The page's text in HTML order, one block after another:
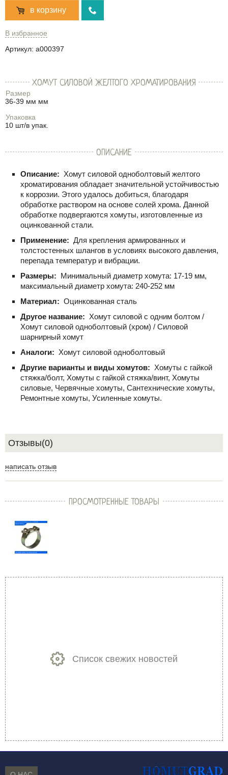
в корзину
В избранное
Артикул: a000397
ХОМУТ СИЛОВОЙ ЖЕЛТОГО ХРОМАТИРОВАНИЯ
Размер
36-39 мм мм
Упаковка
10 шт/в упак.
ОПИСАНИЕ
Описание: Хомут силовой одноболтовый желтого
хроматирования обладает значительной устойчивостью
к коррозии. Этого удалось добиться, благодаря
обработке раствором на основе солей хрома. Данной
обработке подвергаются хомуты, изготовленные из
оцинкованной стали.
Применение: Для крепления армированных и
толстостенных шлангов в условиях высокого давления,
перепада температур и вибрации.
Размеры: Минимальный диаметр хомута: 17-19 мм,
максимальный диаметр хомута: 240-252 мм
Материал: Оцинкованная сталь
Другое название: Хомут силовой с одним болтом /
Хомут силовой одноболтовый (хром) / Силовой
шарнирный хомут
Аналоги: Хомут силовой одноболтовый
Другие варианты и виды хомутов: Хомуты с гайкой
стяжка/болт, Хомуты с гайкой стяжка/винт, Хомуты
силовые, Червячные хомуты, Сантехнические хомуты,
Ремонтные хомуты, Усиленные хомуты.
Отзывы(0)
написать отзыв
ПРОСМОТРЕННЫЕ ТОВАРЫ
Список свежих новостей